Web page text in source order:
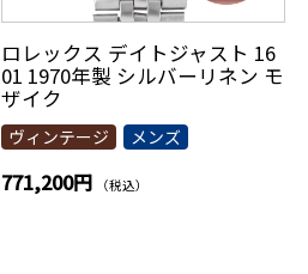
ロレックス デイトジャスト 16
01 1970年製 シルバーリネン モ
ザイク
ヴィンテージ メンズ
771,200円 （税込）